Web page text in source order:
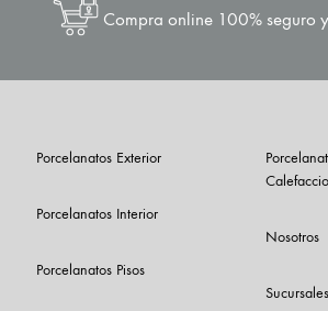
Compra online 100% seguro
Porcelanatos Exterior
Porcelanatos Interior
Porcelanatos Pisos
Nosotros
Sucursales